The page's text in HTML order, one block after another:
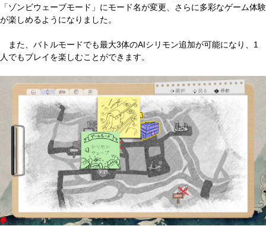
「ゾンビウェーブモード」にモード名が変更、さらに多彩なゲーム体験
が楽しめるようになりました。
また、バトルモードでも最大3体のAIシリモン追加が可能になり、1
人でもプレイを楽しむことができます。